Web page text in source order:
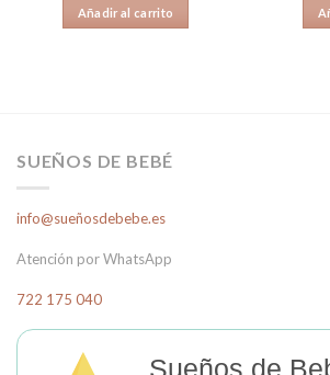
Añadir al carrito
SUEÑOS DE BEBÉ
info@sueñosdebebe.es
Atención por WhatsApp
722 175 040
Sueños de